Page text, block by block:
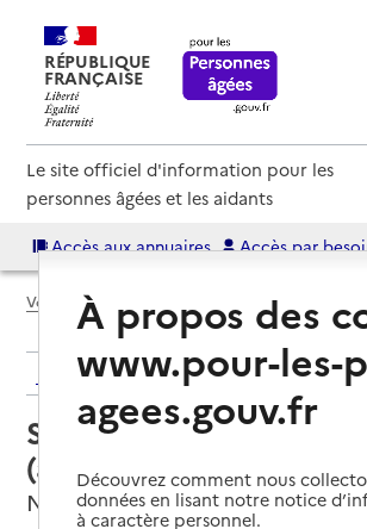
RÉPUBLIQUE
FRANÇAISE
Le site officiel d'information pour les
personnes âgées et les aidants
Accès aux annuaires Accès par
Voir le fil d’Ariane
Retour aux résultats de l'annuaire
Service autonomie à
(aide) – ADMR
Naintré, VIENNE
À propos des
www.pour-les-
agees.gouv.fr
Découvrez comment nous
données en lisant notre notice
à caractère personnel.